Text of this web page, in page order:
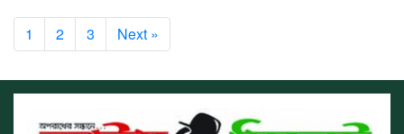
1 2 3 Next »